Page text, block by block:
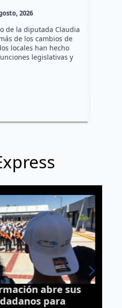
2026
de la diputada Claudia
de los cambios de
locales han hecho
legislativas y
abre sus
para